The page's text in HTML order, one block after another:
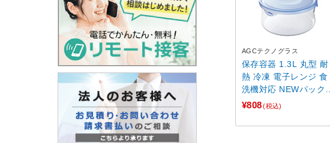
AGCテクノグラス
保存容器 1.3L 丸型 耐
熱 冷凍 電子レンジ 食
洗機対応 NEWパック＆
レンジ アクアブルー B
¥808 (税込)